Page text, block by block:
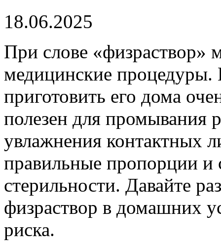
18.06.2025
При слове «физраствор»
медицинские процедуры.
приготовить его дома
полезен для промывания
увлажнения контактных
правильные пропорции и
стерильности. Давайте
физраствор в домашних
риска.